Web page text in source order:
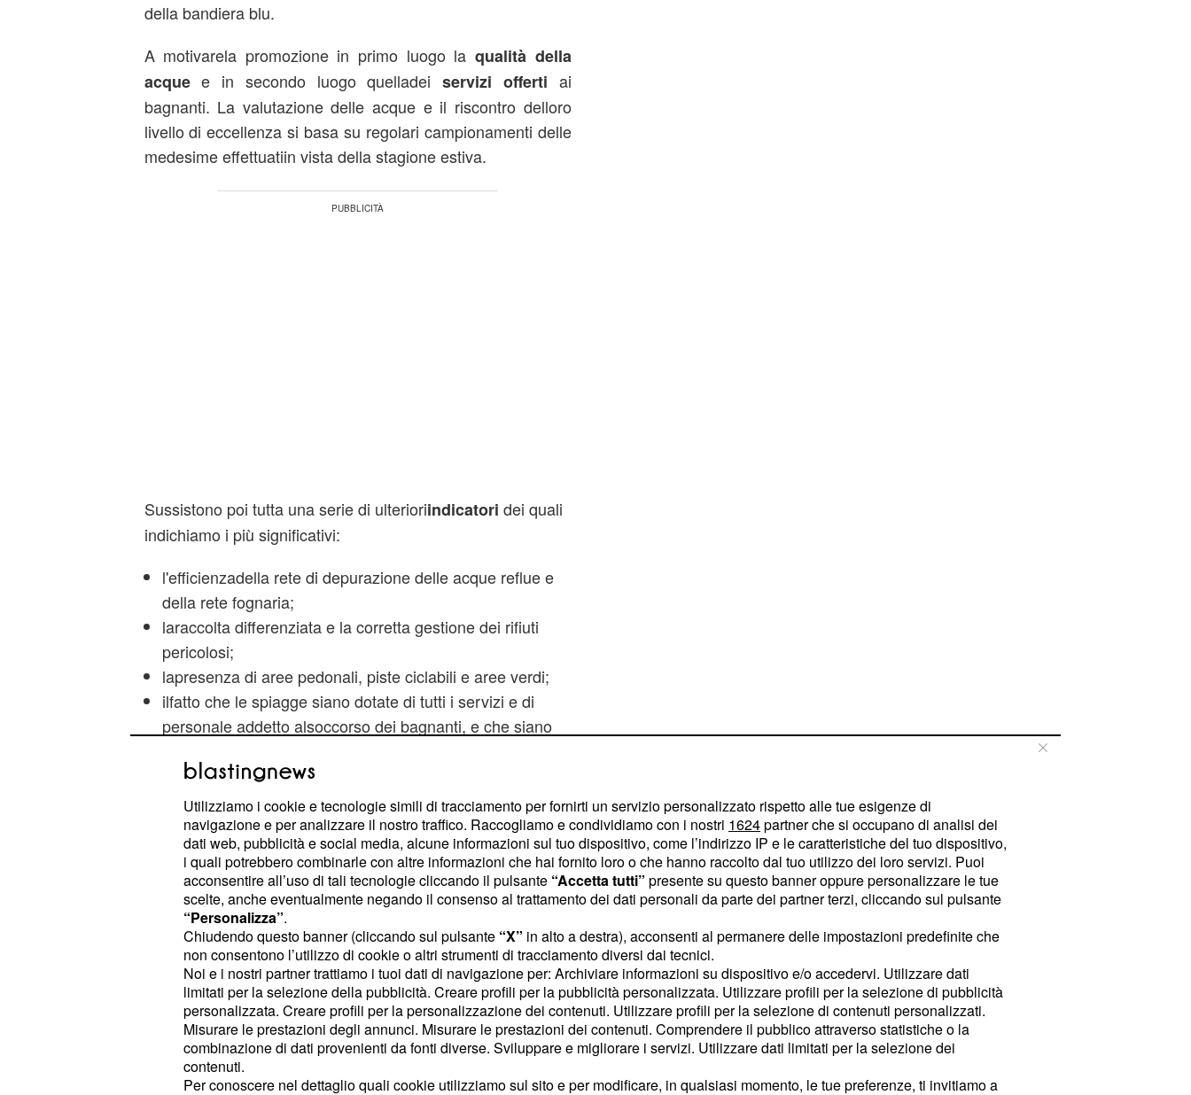
della bandiera blu.
A motivarela promozione in primo luogo la qualità della
acquee in secondo luogo quelladei servizi offerti ai
bagnanti. La valutazione delle acque e il riscontro delloro
livello di eccellenza si basa su regolari campionamenti delle
medesime effettuatiin vista della stagione estiva.
Sussistono poi tutta una serie di ulterioriindicatori dei quali
indichiamo i più significativi:
l'efficienzadella rete di depurazione delle acque reflue e
della rete fognaria;
laraccolta differenziata e la corretta gestione dei rifiuti
pericolosi;
lapresenza di aree pedonali, piste ciclabili e aree verdi;
ilfatto che le spiagge siano dotate di tutti i servizi e di
personale addetto alsoccorso dei bagnanti, e che siano
barriere architettoniche;
lapresenza di strutture alberghiere, di servizi sanitari
efficienti, nonché diaree di informazione turistica;
lasussistenza di una certificazione ambientale delle
strutture turistichepresenti sul territorio del comune di
pertinenza;
lapresenza di una attività di pesca ben inserita nel
contesto della localitàmarina.
La bandierablu quest'anno è stata assegnata a 135 località,
62 approdi turistici e 248spiagge.
Utilizziamo i cookie e tecnologie simili di tracciamento per fornirti un servizio personalizzato rispetto alle tue esigenze di
navigazione e per analizzare il nostro traffico. Raccogliamo e condividiamo con i nostri 1624partner che si occupano di analisi dei
dati web, pubblicità e social media, alcune informazioni sul tuo dispositivo, come l’indirizzo IP e le caratteristiche del tuo dispositivo,
i quali potrebbero combinarle con altre informazioni che hai fornito loro o che hanno raccolto dal tuo utilizzo dei loro servizi. Puoi
acconsentire all’uso di tali tecnologie cliccando il pulsante “Accetta tutti” presente su questo banner oppure personalizzare le tue
scelte, anche eventualmente negando il consenso al trattamento dei dati personali da parte dei partner terzi, cliccando sul pulsante
“Personalizza”.
Chiudendo questo banner (cliccando sul pulsante “X” in alto a destra), acconsenti al permanere delle impostazioni predefinite che
non consentono l’utilizzo di cookie o altri strumenti di tracciamento diversi dai tecnici.
Noi e i nostri partner trattiamo i tuoi dati di navigazione per: Archiviare informazioni su dispositivo e/o accedervi. Utilizzare dati
limitati per la selezione della pubblicità. Creare profili per la pubblicità personalizzata. Utilizzare profili per la selezione di pubblicità
personalizzata. Creare profili per la personalizzazione dei contenuti. Utilizzare profili per la selezione di contenuti personalizzati.
Misurare le prestazioni degli annunci. Misurare le prestazioni dei contenuti. Comprendere il pubblico attraverso statistiche o la
combinazione di dati provenienti da fonti diverse. Sviluppare e migliorare i servizi. Utilizzare dati limitati per la selezione dei
contenuti.
Per conoscere nel dettaglio quali cookie utilizziamo sul sito e per modificare, in qualsiasi momento, le tue preferenze, ti invitiamo a